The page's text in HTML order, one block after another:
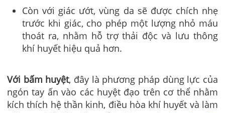
Còn với giác ướt, vùng da sẽ được chích nhẹ
trước khi giác, cho phép một lượng nhỏ máu
thoát ra, nhằm hỗ trợ thải độc và lưu thông
khí huyết hiệu quả hơn.
Với bấm huyệt, đây là phương pháp dùng lực của
ngón tay ấn vào các huyệt đạo trên cơ thể nhằm
kích thích hệ thần kinh, điều hòa khí huyết và làm